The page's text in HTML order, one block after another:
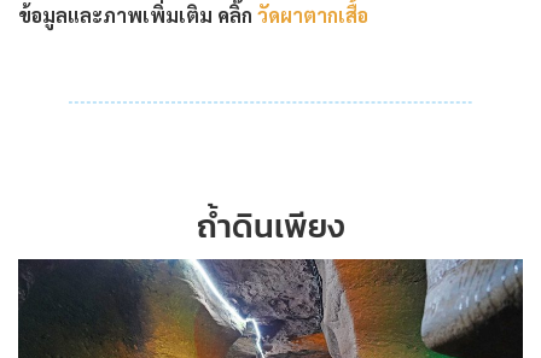
ข้อมูลและภาพเพิ่มเติม คลิ๊ก วัดผาตากเสื้อ
ถ้ำดินเพียง